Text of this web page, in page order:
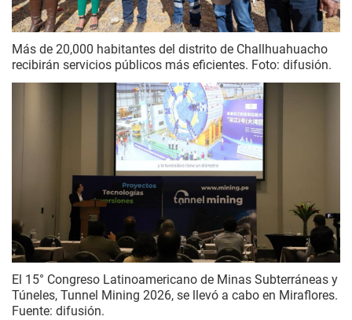
Más de 20,000 habitantes del distrito de Challhuahuacho
recibirán servicios públicos más eficientes. Foto: difusión.
El 15° Congreso Latinoamericano de Minas Subterráneas y
Túneles, Tunnel Mining 2026, se llevó a cabo en Miraflores.
Fuente: difusión.